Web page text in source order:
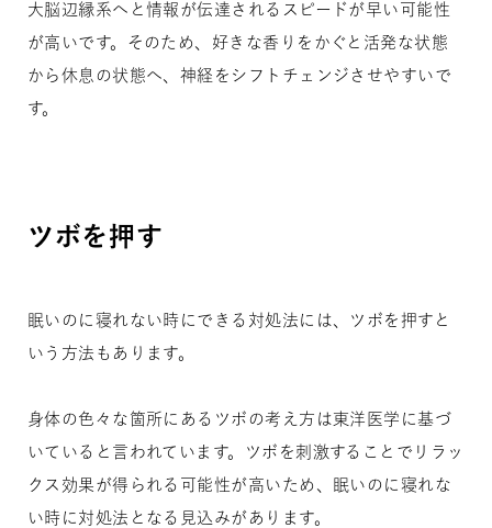
大脳辺縁系へと情報が伝達されるスピードが早い可能性
が高いです。そのため、好きな香りをかぐと活発な状態
から休息の状態へ、神経をシフトチェンジさせやすいで
す。
ツボを押す
眠いのに寝れない時にできる対処法には、ツボを押すと
いう方法もあります。
身体の色々な箇所にあるツボの考え方は東洋医学に基づ
いていると言われています。ツボを刺激することでリラッ
クス効果が得られる可能性が高いため、眠いのに寝れな
い時に対処法となる見込みがあります。